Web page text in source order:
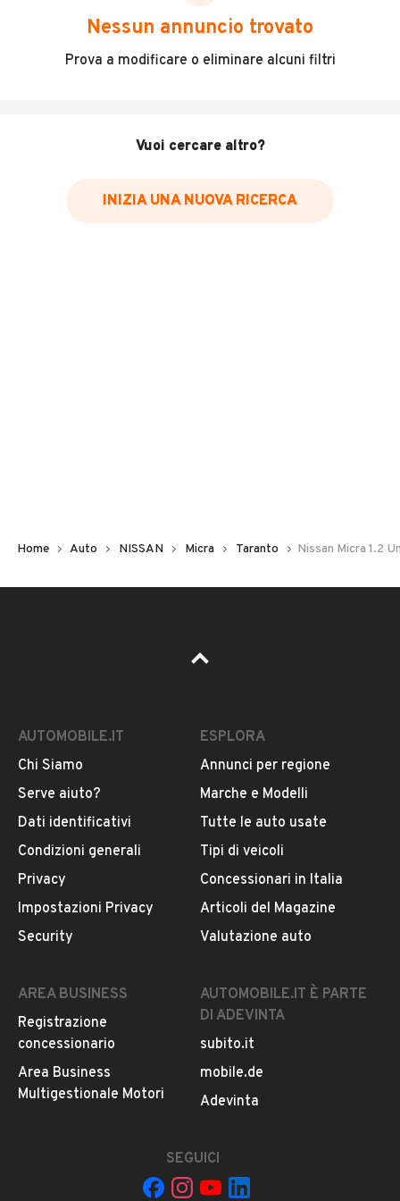
scegliere in modo trasparente e sicuro, come:
Incidenti in cui è stato coinvolto il veicolo
Data e luogo delle revisioni effettuate
Inserisci il numero di targa per verificare la disponibilità
Pubblicità
DESCRIZIONE
6990 EURO
TDMF Auto
74024 Manduria(TA)
MIMMO MOSTRA NUMERO
TONYMOSTRA NUMERO
Nissan Micra 1.2
Autovettura italiana ufficiale Nissan Italia
LEGGI TUTTO
INFORMAZIONI VEICOLO
Nessun annuncio trovato
Prova a modificare o eliminare alcuni filtri
Vuoi cercare altro?
INIZIA UNA NUOVA RICERCA
Home Auto NISSAN Micra Taranto Nissan Micra 1.2
AUTOMOBILE.IT
Chi Siamo
Serve aiuto?
Dati identificativi
Condizioni generali
Privacy
Impostazioni Privacy
Security
ESPLORA
Annunci per regione
Marche e Modelli
Tutte le auto usate
Tipi di veicoli
Concessionari in Italia
Articoli del Magazine
Valutazione auto
AREA BUSINESS
Registrazione
concessionario
Area Business
Multigestionale Motori
AUTOMOBILE.IT È PARTE
DI ADEVINTA
subito.it
mobile.de
Adevinta
SEGUICI